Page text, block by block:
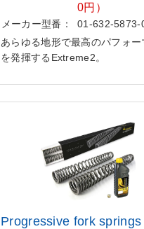
0円）
メーカー型番：
01-632-5873-
あらゆる地形で最高のパフォー
を発揮するExtreme2。
Progressive fork